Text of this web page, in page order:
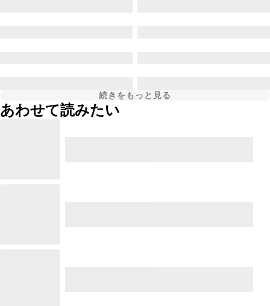
続きをもっと見る
あわせて読みたい